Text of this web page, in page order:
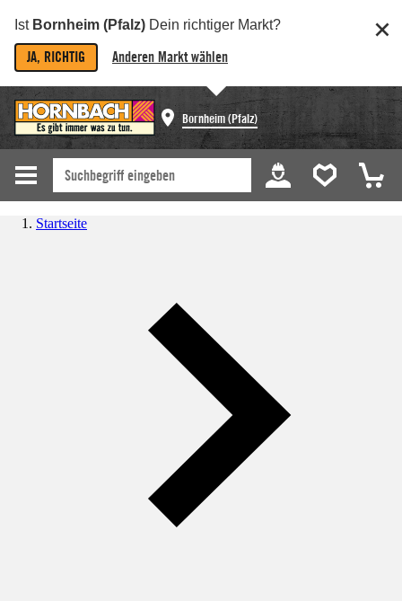
Ist Bornheim (Pfalz) Dein richtiger Markt?
JA, RICHTIG Anderen Markt wählen
Bornheim (Pfalz)
Startseite